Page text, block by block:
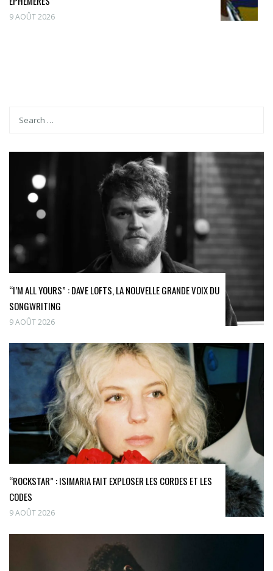
9 AOÛT 2026
“I’M ALL YOURS” : DAVE LOFTS, LA NOUVELLE GRANDE VOIX DU
SONGWRITING
9 AOÛT 2026
“ROCKSTAR” : ISIMARIA FAIT EXPLOSER LES CORDES ET LES
CODES
9 AOÛT 2026